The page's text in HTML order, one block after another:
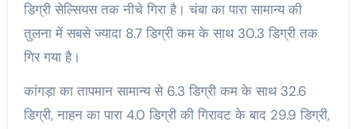
डिग्री सेल्सियस तक नीचे गिरा है। चंबा का पारा सामान्य की
तुलना में सबसे ज्यादा 8.7 डिग्री कम के साथ 30.3 डिग्री तक
गिर गया है।
कांगड़ा का तापमान सामान्य से 6.3 डिग्री कम के साथ 32.6
डिग्री, नाहन का पारा 4.0 डिग्री की गिरावट के बाद 29.9 डिग्री,